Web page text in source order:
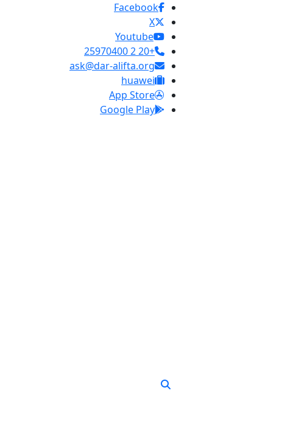
Facebook
X
Youtube
+20 2 25970400
ask@dar-alifta.org
huawei
App Store
Google Play